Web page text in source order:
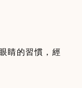
睛的習慣，經